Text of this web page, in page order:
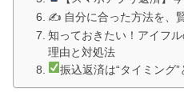
✍️ 自分に合った方法を、
知っておきたい！アイフ
理由と対処法
振込返済は“タイミング”